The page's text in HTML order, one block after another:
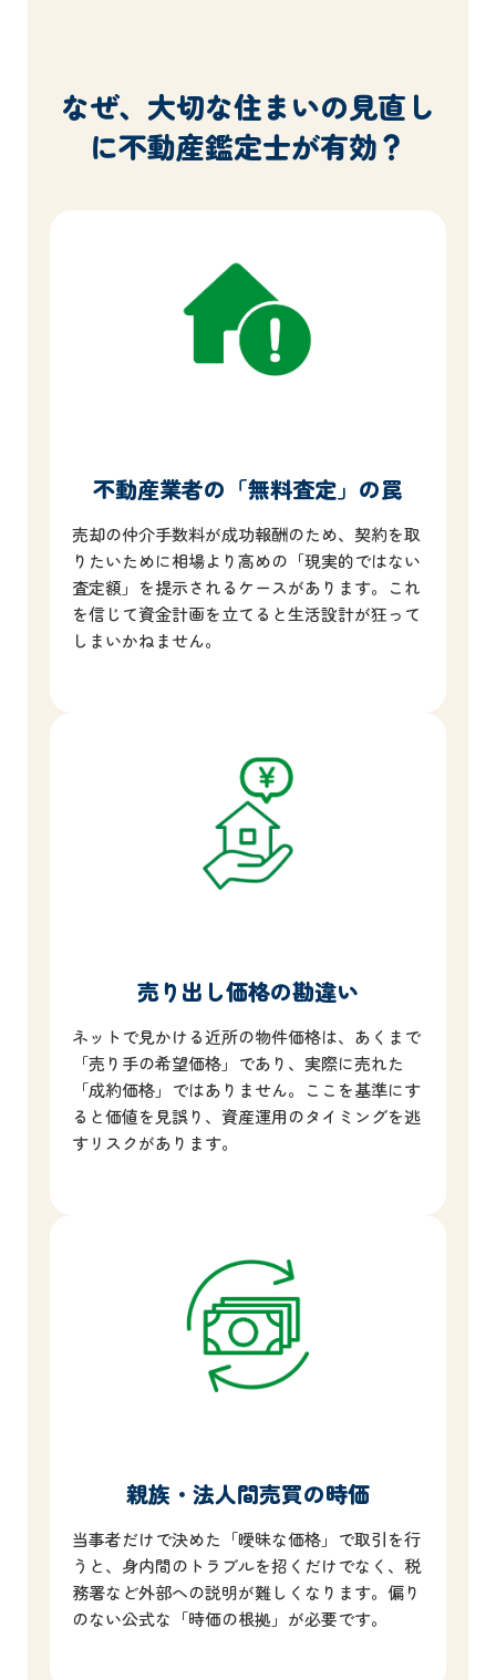
なぜ、大切な住まいの見直し
に不動産鑑定士が有効？
不動産業者の「無料査定」の罠
売却の仲介手数料が成功報酬のため、契約を取
りたいために相場より高めの「現実的ではない
査定額」を提示されるケースがあります。これ
を信じて資金計画を立てると生活設計が狂って
しまいかねません。
売り出し価格の勘違い
ネットで見かける近所の物件価格は、あくまで
「売り手の希望価格」であり、実際に売れた
「成約価格」ではありません。ここを基準にす
ると価値を見誤り、資産運用のタイミングを逃
すリスクがあります。
親族・法人間売買の時価
当事者だけで決めた「曖昧な価格」で取引を行
うと、身内間のトラブルを招くだけでなく、税
務署など外部への説明が難しくなります。偏り
のない公式な「時価の根拠」が必要です。